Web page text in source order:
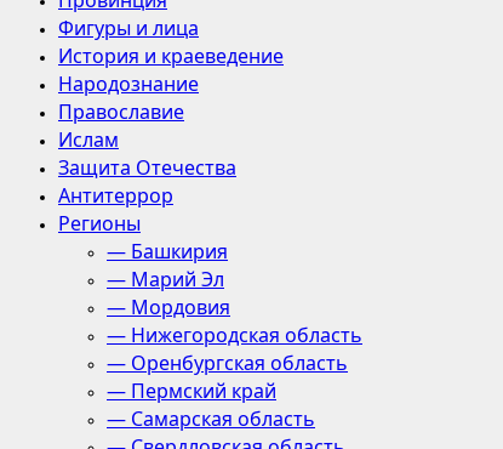
Фигуры и лица
История и краеведение
Народознание
Православие
Ислам
Защита Отечества
Антитеррор
Регионы
— Башкирия
— Марий Эл
— Мордовия
— Нижегородская область
— Оренбургская область
— Пермский край
— Самарская область